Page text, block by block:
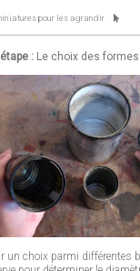
pour les agrandir
étape : Le choix des formes
un choix parmi différentes